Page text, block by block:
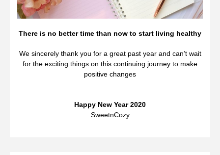
There is no better time than now to start living healthy
We sincerely thank you for a great past year and can’t wait
for the exciting things on this continuing journey to make
positive changes
Happy New Year 2020
SweetnCozy